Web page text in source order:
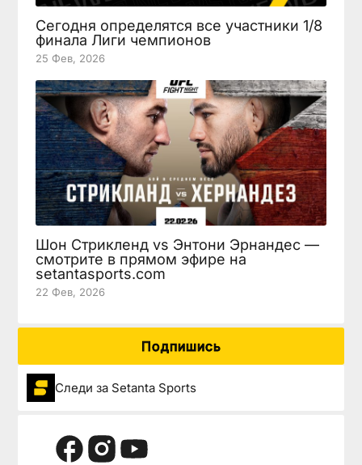
Сегодня определятся все участники 1/8
финала Лиги чемпионов
25 Фев, 2026
Шон Стрикленд vs Энтони Эрнандес —
смотрите в прямом эфире на
setantasports.com
22 Фев, 2026
Подпишись
Следи за Setanta Sports